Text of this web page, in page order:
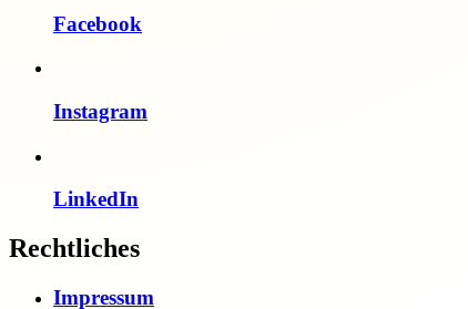
Facebook
Instagram
LinkedIn
Rechtliches
Impressum